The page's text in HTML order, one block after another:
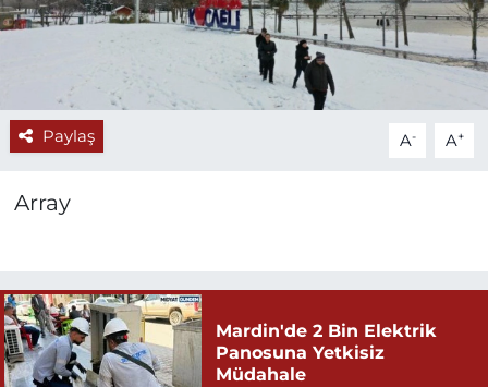
Paylaş A- A+
Array
Mardin'de 2 Bin Elektrik
Panosuna Yetkisiz
Müdahale